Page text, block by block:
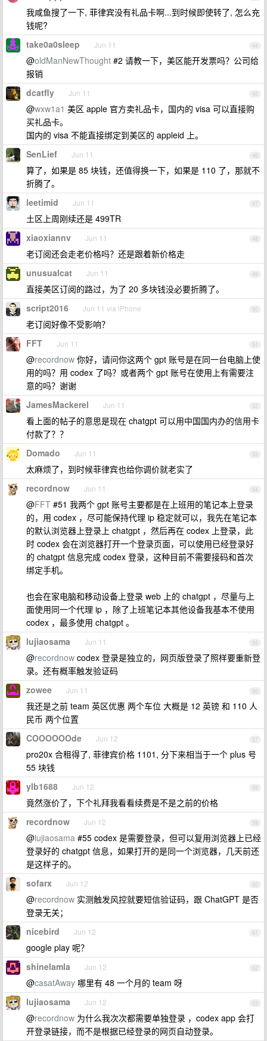
我咸鱼搜了一下, 菲律宾没有礼品卡啊...到时候即使转了, 怎么充
钱呢?
44
take0a0sleep Jun 11
@oldManNewThought #2 请教一下，美区能开发票吗？公司给
报销
45
dcatfly Jun 11
@wxw1a1 美区 apple 官方卖礼品卡，国内的 visa 可以直接购
买礼品卡。
国内的 visa 不能直接绑定到美区的 appleid 上。
46
SenLief Jun 11
算了，如果是 85 块钱，还值得换一下，如果是 110 了，那就不
折腾了。
47
leetimid Jun 11
土区上周刚续还是 499TR
48
xiaoxiannv Jun 11
老订阅还会走老价格吗？还是跟着新价格走
49
unusualcat Jun 11
直接美区订阅的路过，为了 20 多块钱没必要折腾了。
50
script2016 Jun 11 via iPhone
老订阅好像不受影响？
51
FFT Jun 11
@recordnow 你好，请问你这两个 gpt 账号是在同一台电脑上使
用的吗？用 codex 了吗？或者两个 gpt 账号在使用上有需要注
意的吗？谢谢
52
JamesMackerel Jun 11
看上面的帖子的意思是现在 chatgpt 可以用中国国内办的信用卡
付款了？？
53
Domado Jun 11
太麻烦了，到时候菲律宾也给你调价就老实了
54
recordnow Jun 11
@FFT #51 我两个 gpt 账号主要都是在上班用的笔记本上登录
的，用 codex ，尽可能保持代理 ip 稳定就可以，我先在笔记本
的默认浏览器上登录上 chatgpt ，然后再在 codex 上登录，此
时 codex 会在浏览器打开一个登录页面，可以使用已经登录好
的 chatgpt 信息完成 codex 登录，这种目前不需要接码和首次
绑定手机。
也会在家电脑和移动设备上登录 web 上的 chatgpt ，尽量与上
面使用同一个代理 ip ，除了上班笔记本其他设备我基本不使用
codex ，最多使用 chatgpt 。
55
lujiaosama Jun 11
@recordnow codex 登录是独立的，网页版登录了照样要重新登
录。还有概率触发验证码
56
zowee Jun 11
我还是之前 team 英区优惠 两个车位 大概是 12 英镑 和 110 人
民币 两个位置
57
COOOOOOde Jun 12
pro20x 合租得了, 菲律宾价格 1101, 分下来相当于一个 plus 号
55 块钱
58
ylb1688 Jun 12
竟然涨价了，下个礼拜我看看续费是不是之前的价格
59
recordnow Jun 12
@lujiaosama #55 codex 是需要登录，但可以复用浏览器上已经
登录好的 chatgpt 信息，如果打开的是同一个浏览器，几天前还
是这样子的。
60
sofarx Jun 12
@recordnow 实测触发风控就要短信验证码，跟 ChatGPT 是否
登录无关；
61
nicebird Jun 12
google play 呢？
62
shinelamla Jun 12
@casatAway 哪里有 48 一个月的 team 呀
63
lujiaosama Jun 12
@recordnow 为什么我次次都需要单独登录 ，codex app 会打
开登录链接，而不是根据已经登录的网页自动登录。